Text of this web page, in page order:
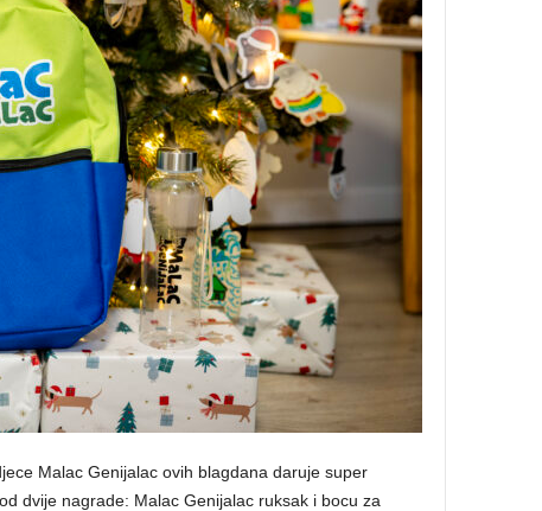
Malac Genijalac ovih blagdana daruje super
dvije nagrade: Malac Genijalac ruksak i bocu za